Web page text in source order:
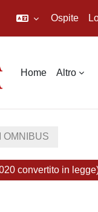
Ospite
Home Altro
OMNIBUS
convertito in